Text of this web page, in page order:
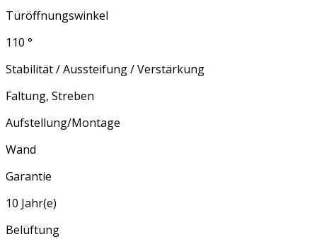
Türöffnungswinkel
110 °
Stabilität / Aussteifung / Verstärkung
Faltung, Streben
Aufstellung/Montage
Wand
Garantie
10 Jahr(e)
Belüftung